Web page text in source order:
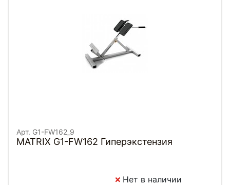
Арт. G1-FW162_9
MATRIX G1-FW162 Гиперэкстензия
Нет в наличии